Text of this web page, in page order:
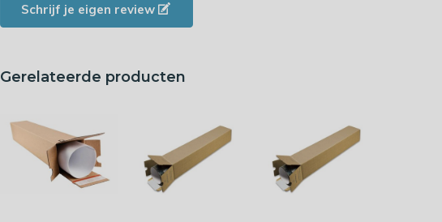
Schrijf je eigen review
Gerelateerde producten